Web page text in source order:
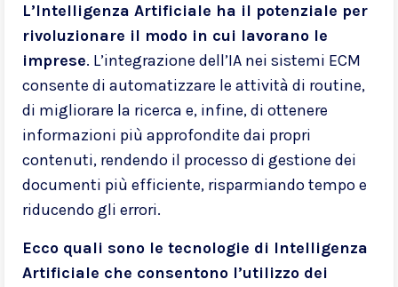
L’Intelligenza Artificiale ha il potenziale per
rivoluzionare il modo in cui lavorano le
imprese. L’integrazione dell’IA nei sistemi ECM
consente di automatizzare le attività di routine,
di migliorare la ricerca e, infine, di ottenere
informazioni più approfondite dai propri
contenuti, rendendo il processo di gestione dei
documenti più efficiente, risparmiando tempo e
riducendo gli errori.
Ecco quali sono le tecnologie di Intelligenza
Artificiale che consentono l’utilizzo dei